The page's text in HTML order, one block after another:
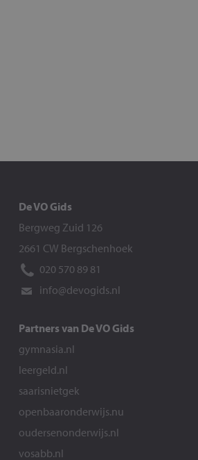
De VO Gids
Bergweg Zuid 126
2661 CW Bergschenhoek
020 570 89 81
info@devogids.nl
Partners van De VO Gids
gymnasia.nl
leergeld.nl
saarisnietgek
openbaaronderwijs.nu
oudersenonderwijs.nl
vosabb.nl